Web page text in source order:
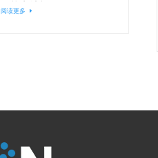
阳能电池板
阅读更多